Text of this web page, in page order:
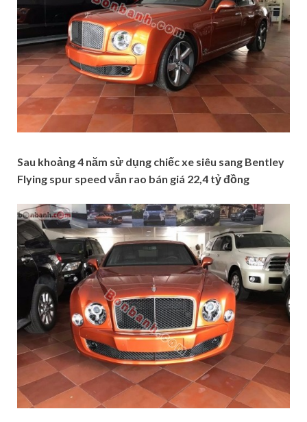
Sau khoảng 4 năm sử dụng chiếc xe siêu sang Bentley
Flying spur speed vẫn rao bán giá 22,4 tỷ đồng